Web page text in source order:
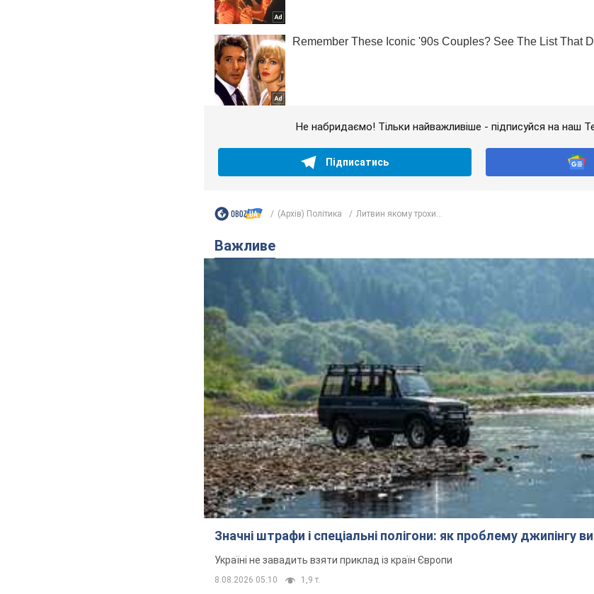
Не набридаємо! Тільки найважливіше - підписуйся на наш
Підписатись
(Архів) Політика Литвин якому трохи...
Важливе
Значні штрафи і спеціальні полігони: як проблему джипінгу
Україні не завадить взяти приклад із країн Європи
8.08.2026 05:10 1,9 т.